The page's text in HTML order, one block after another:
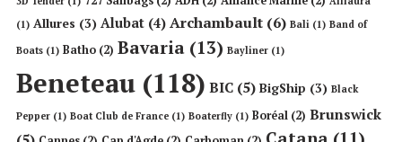
(1) Allures (3) Alubat (4) Archambault (6) Bali (1) Band of
Boats (1) Batho (2) Bavaria (13) Bayliner (1)
Beneteau (118) BIC (5) BigShip (3) Black
Pepper (1) Boat Club de France (1) Boaterfly (1) Boréal (2) Brunswick